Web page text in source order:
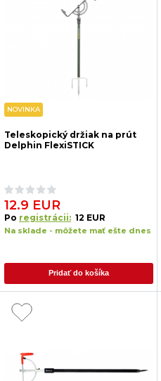
NOVINKA
Teleskopický držiak na prút
Delphin FlexiSTICK
12.9 EUR
Po registrácii: 12 EUR
Na sklade - môžete mať ešte dnes
Pridať do košíka